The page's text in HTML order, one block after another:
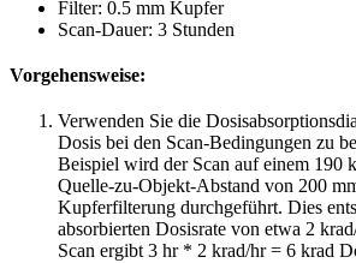
Filter: 0.5 mm Kupfer
Scan-Dauer: 3 Stunden
Vorgehensweise:
Verwenden Sie die
Dosis bei den Scan-Bedingungen zu
Beispiel wird der Scan auf einem 190
Quelle-zu-Objekt-Abstand von 200
Kupferfilterung durchgeführt. Dies
absorbierten Dosisrate von etwa 2
Scan ergibt 3 hr * 2 krad/hr = 6 krad